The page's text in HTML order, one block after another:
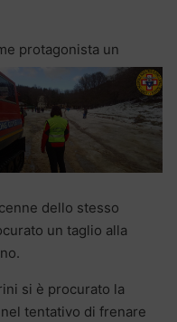
protagonista un
dello stesso
un taglio alla
si è procurato la
nel tentativo di frenare